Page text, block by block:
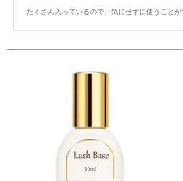
たくさん入っているので、気にせずに使うことが